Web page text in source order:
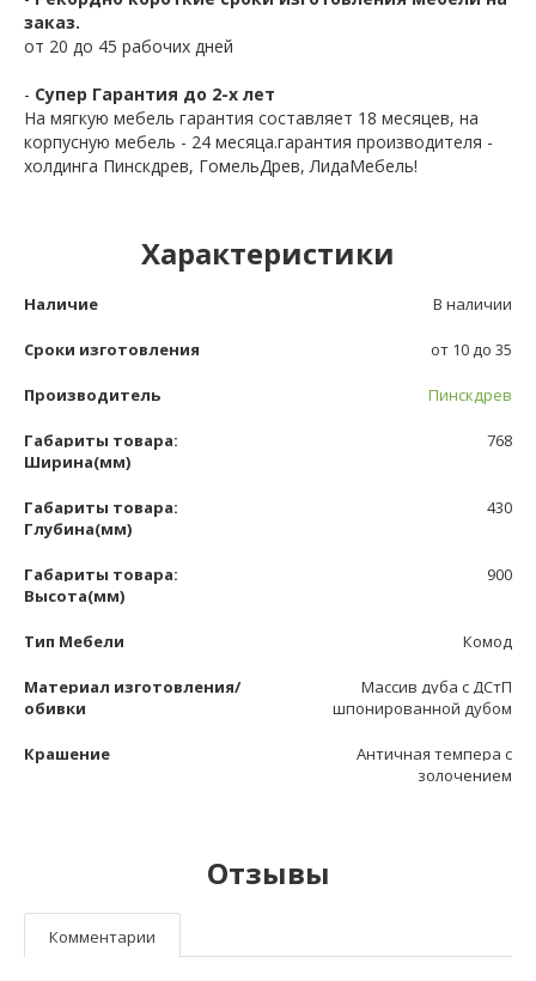
заказ.
от 20 до 45 рабочих дней
- Супер Гарантия до 2-х лет
На мягкую мебель гарантия составляет 18 месяцев, на
корпусную мебель - 24 месяца.гарантия производителя -
холдинга Пинскдрев, ГомельДрев, ЛидаМебель!
Характеристики
Наличие В наличии
Сроки изготовления от 10 до 35
Производитель Пинскдрев
Габариты товара:
Ширина(мм)
768
Габариты товара:
Глубина(мм)
430
Габариты товара:
Высота(мм)
900
Тип Мебели Комод
Материал изготовления/
обивки
Массив дуба с ДСтП
шпонированной дубом
Крашение
Античная темпера с
золочением
Отзывы
Комментарии